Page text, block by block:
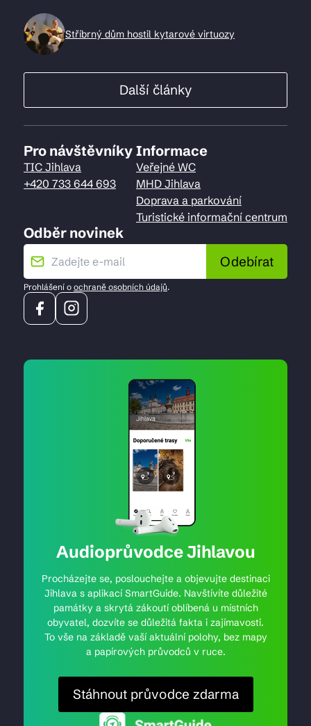
Stříbrný dům hostil kytarové virtuozy
Další články
Pro návštěvníky
TIC Jihlava
+420 733 644 693
Informace
Veřejné WC
MHD Jihlava
Doprava a parkování
Turistické informační centrum
Odběr novinek
Odebírat
Prohlášení o ochraně osobních údajů.
Audioprůvodce Jihlavou
Procházejte se, poslouchejte a objevujte destinaci
Jihlava s aplikací SmartGuide. Navštívíte důležité
památky a skrytá zákoutí oblíbená u místních
obyvatel, dozvíte se důležitá fakta i zajímavosti.
To vše na základě vaší aktuální polohy, bez mapy
a papírových průvodců v ruce.
Stáhnout průvodce zdarma